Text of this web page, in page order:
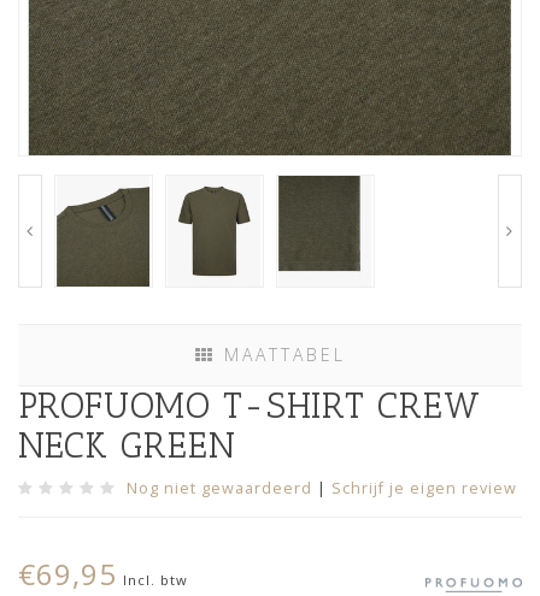
MAATTABEL
PROFUOMO T-SHIRT CREW
NECK GREEN
Nog niet gewaardeerd | Schrijf je eigen review
€69,95 Incl. btw